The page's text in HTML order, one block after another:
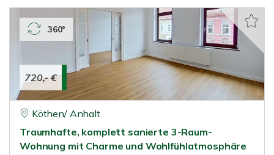
720,- €
360°
Köthen/ Anhalt
Traumhafte, komplett sanierte 3-Raum-
Wohnung mit Charme und Wohlfühlatmosphäre